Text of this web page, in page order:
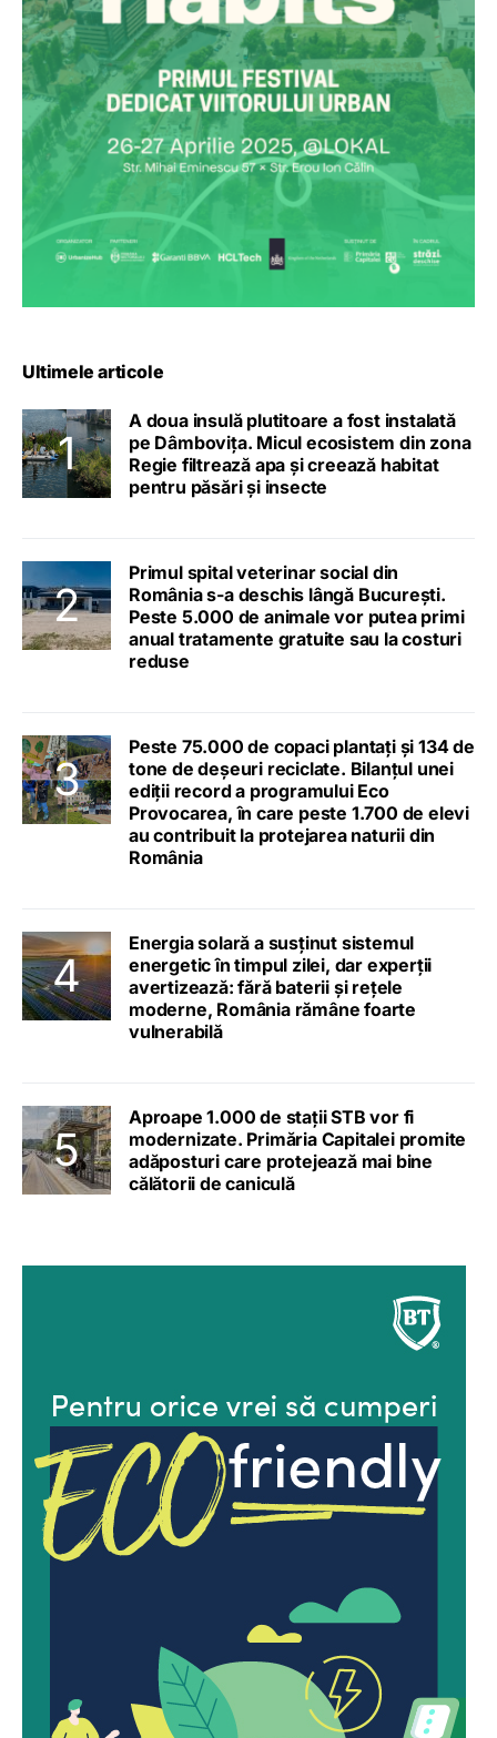
Ultimele articole
A doua insulă plutitoare a fost instalată
pe Dâmbovița. Micul ecosistem din zona
Regie filtrează apa și creează habitat
pentru păsări și insecte
Primul spital veterinar social din
România s-a deschis lângă București.
Peste 5.000 de animale vor putea primi
anual tratamente gratuite sau la costuri
reduse
Peste 75.000 de copaci plantați și 134 de
tone de deșeuri reciclate. Bilanțul unei
ediții record a programului Eco
Provocarea, în care peste 1.700 de elevi
au contribuit la protejarea naturii din
România
Energia solară a susținut sistemul
energetic în timpul zilei, dar experții
avertizează: fără baterii și rețele
moderne, România rămâne foarte
vulnerabilă
Aproape 1.000 de stații STB vor fi
modernizate. Primăria Capitalei promite
adăposturi care protejează mai bine
călătorii de caniculă